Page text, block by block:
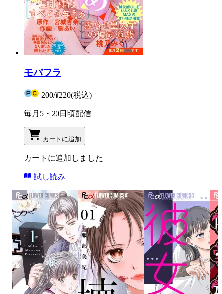
モバフラ
200/¥220(税込)
毎月5・20日頃配信
カートに追加
カートに追加しました
試し読み